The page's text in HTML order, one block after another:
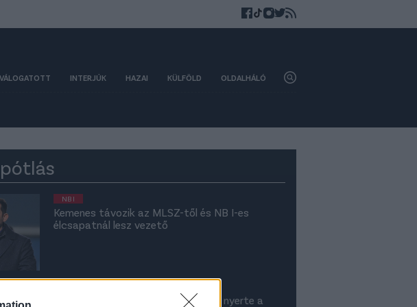
VÁLOGATOTT INTERJÚK HAZAI KÜLFÖLD OLDALHÁLÓ
NB I
Kemenes távozik az MLSZ-től és NB I-es
élcsapatnál lesz vezető
Puskás-Suzuki-kupa: A Real Madrid nyerte a